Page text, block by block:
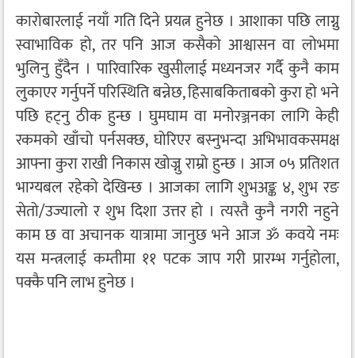
कारोबारलाई नयाँ गति दिने प्रयत्न हुनेछ । आशाका पछि लाग्नु
स्वाभाविक हो, तर पनि आज कसैको आश्वासन वा लोभमा
भुलिनु हुँदैन । पारिवारिक खुसीलाई मध्यनजर गर्दै कुनै काम
लुकाएर गर्नुपर्ने परिस्थिति बन्नेछ, हिसाबकिताबको कुरा हो भने
पछि हट्नु ठीक हुन्छ । घुमघाम वा मनोरञ्जनका लागि केही
रकमको खाँचो पर्नसक्छ, घोरिएर बस्नुभन्दा अभिभावकसमक्ष
आफ्ना कुरा राखी निकास खोज्नु राम्रो हुन्छ । आज ०५ प्रतिशत
भाग्यबल रहेको देखिन्छ । आजका लागि शुभअङ्क ४, शुभ रङ
सेतो/उज्यालो र शुभ दिशा उत्तर हो । त्यस्तै कुनै नगरी नहुने
काम छ वा अचानक यात्रामा जानुछ भने आज ॐ कवये नमः
यस मन्त्रलाई कम्तीमा ११ पटक जाप गरी प्रारम्भ गर्नुहोला,
पक्कै पनि लाभ हुनेछ ।